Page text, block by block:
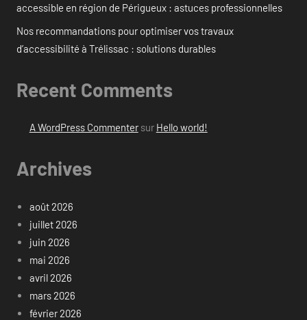
accessible en région de Périgueux : astuces professionnelles
Nos recommandations pour optimiser vos travaux
d’accessibilité à Trélissac : solutions durables
Recent Comments
A WordPress Commentersur Hello world!
Archives
août 2026
juillet 2026
juin 2026
mai 2026
avril 2026
mars 2026
février 2026